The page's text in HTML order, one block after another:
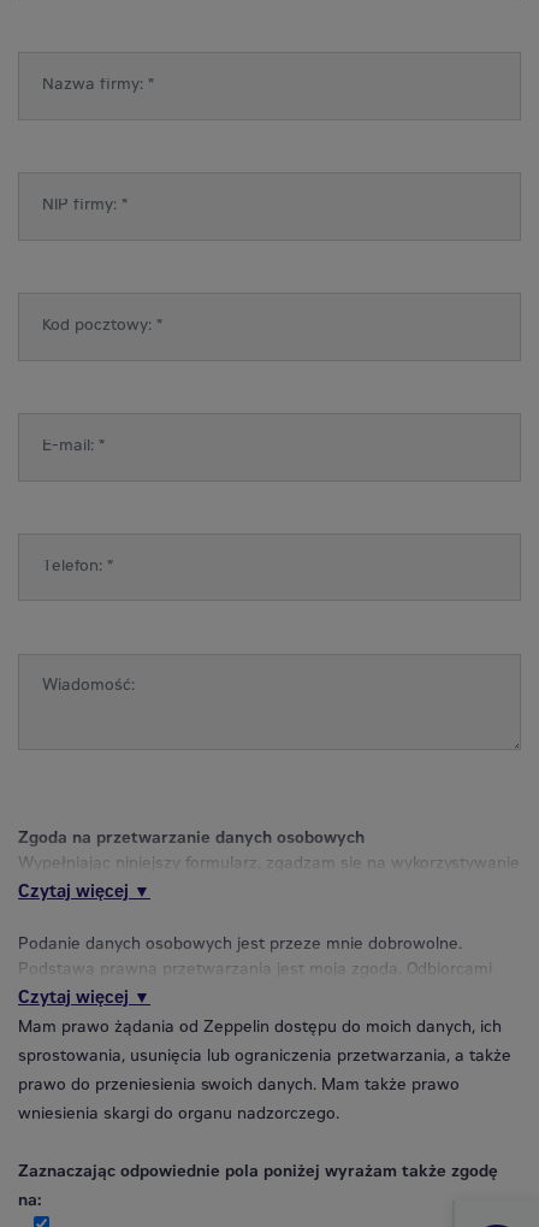
Zgoda na przetwarzanie danych osobowych
Wypełniając niniejszy formularz, zgadzam się na wykorzystywanie
podanych przeze mnie danych osobowych firmie Zeppelin Polska
Kajetanach, gmina Nadarzyn (05-830), przy ul. Klonowej 10,
wpisaną do Rejestru Przedsiębiorców Krajowego Rejestru
Sądowego prowadzonego przez Sąd Rejonowy dla m. st.
Warszawy w Warszawie, XIV Wydział Gospodarczy KRS o
dalej "Zeppelin"),w celu prowadzenia ankiet i statystyk
handlowych, wysyłania wiadomości biznesowych i zaproszeń na
imprezy organizowane przez Zeppelin, w tym wysyłania
Czytaj więcej ▼
Podanie danych osobowych jest przeze mnie dobrowolne.
Podstawą prawną przetwarzania jest moja zgoda. Odbiorcami
danych mogą być np. Podmioty zajmujące się obsługą
informatyczną administratora danych. Mam prawo wycofania
mojej zgody w dowolnym momencie. Moje dane osobowe będą
Czytaj więcej ▼
Mam prawo żądania od Zeppelin dostępu do moich danych, ich
sprostowania, usunięcia lub ograniczenia przetwarzania, a także
prawo do przeniesienia swoich danych. Mam także prawo
wniesienia skargi do organu nadzorczego.
Zaznaczając odpowiednie pola poniżej wyrażam także zgodę
na: